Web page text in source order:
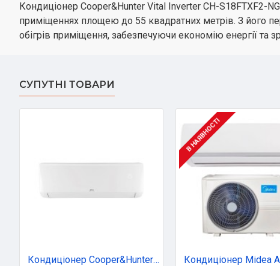
Кондиціонер Cooper&Hunter Vital Inverter CH-S18FTXF2-
приміщеннях площею до 55 квадратних метрів. З його
обігрів приміщення, забезпечуючи економію енергії та
СУПУТНІ ТОВАРИ
Кондиціонер Cooper&Hunter Vital Inverter CH-S09FTXF2-NG (CH-S09FTXF2-NG)
В НАЯВНОСТІ